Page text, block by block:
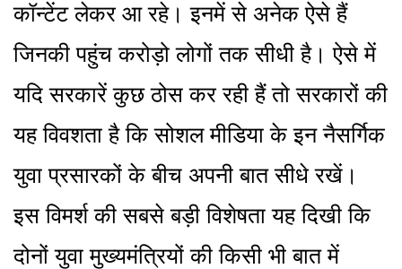
कॉन्टेंट लेकर आ रहे। इनमें से अनेक ऐसे हैं
जिनकी पहुंच करोड़ो लोगों तक सीधी है। ऐसे में
यदि सरकारें कुछ ठोस कर रही हैं तो सरकारों की
यह विवशता है कि सोशल मीडिया के इन नैसर्गिक
युवा प्रसारकों के बीच अपनी बात सीधे रखें।
इस विमर्श की सबसे बड़ी विशेषता यह दिखी कि
दोनों युवा मुख्यमंत्रियों की किसी भी बात में